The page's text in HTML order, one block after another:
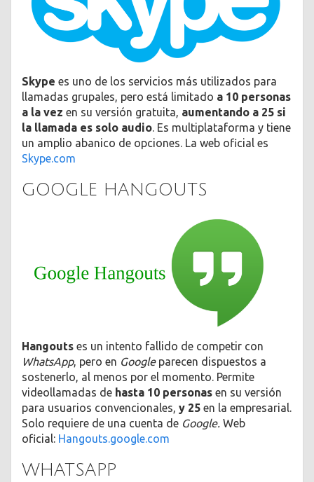
Skype es uno de los servicios más utilizados para
llamadas grupales, pero está limitado a 10 personas
a la vez en su versión gratuita, aumentando a 25 si
la llamada es solo audio. Es multiplataforma y tiene
un amplio abanico de opciones. La web oficial es
Skype.com
GOOGLE HANGOUTS
Hangouts es un intento fallido de competir con
WhatsApp, pero en Googleparecen dispuestos a
sostenerlo, al menos por el momento. Permite
videollamadas de hasta 10 personas en su versión
para usuarios convencionales, y 25 en la empresarial.
Solo requiere de una cuenta de Google. Web
oficial: Hangouts.google.com
WHATSAPP